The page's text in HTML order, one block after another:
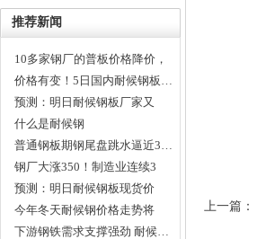
推荐新闻
10多家钢厂的普板价格降价，
…
价格有变！5日国内耐候钢板…
预测：明日耐候钢板厂家又
要…
什么是耐候钢
普通钢板期钢尾盘跳水逼近3…
钢厂大涨350！制造业连续3
月…
预测：明日耐候钢板现货价
格…
今年冬天耐候钢价格走势将
会…
下游钢铁需求支撑强劲 耐候…
上一篇：